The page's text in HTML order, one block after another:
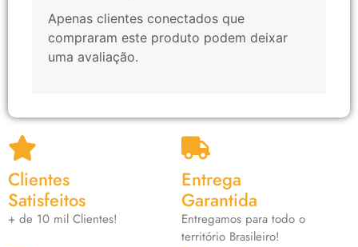
Apenas clientes conectados que
compraram este produto podem deixar
uma avaliação.
Clientes
Satisfeitos
+ de 10 mil Clientes!
Entrega
Garantida
Entregamos para todo o
território Brasileiro!